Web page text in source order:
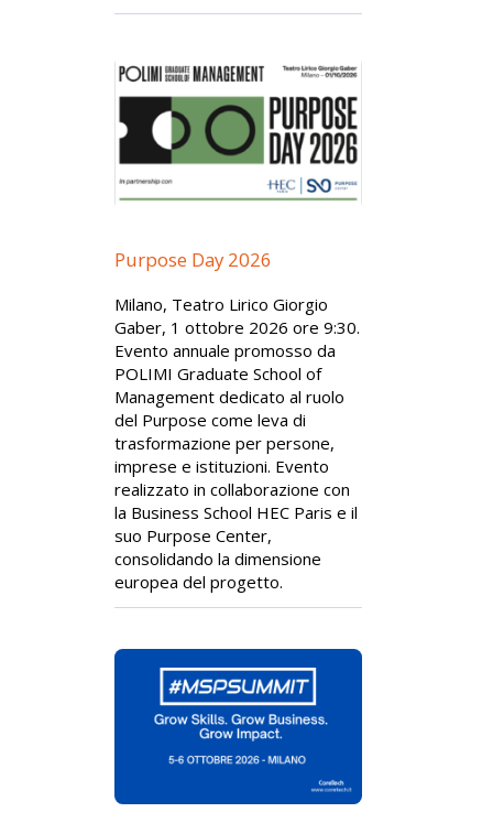
Purpose Day 2026
Milano, Teatro Lirico Giorgio
Gaber, 1 ottobre 2026 ore 9:30.
Evento annuale promosso da
POLIMI Graduate School of
Management dedicato al ruolo
del Purpose come leva di
trasformazione per persone,
imprese e istituzioni. Evento
realizzato in collaborazione con
la Business School HEC Paris e il
suo Purpose Center,
consolidando la dimensione
europea del progetto.